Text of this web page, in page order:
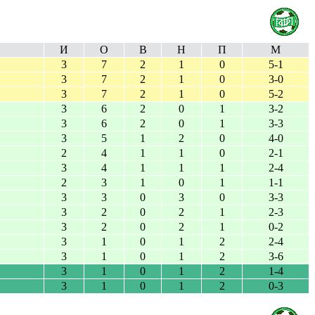
И О В Н П
М
3 7 2 1 0
5-1
3 7 2 1 0
3-0
3 7 2 1 0
5-2
3 6 2 0 1
3-2
3 6 2 0 1
3-3
3 5 1 2 0
4-0
2 4 1 1 0
2-1
3 4 1 1 1
2-4
2 3 1 0 1
1-1
3 3 0 3 0
3-3
3 2 0 2 1
2-3
3 2 0 2 1
0-2
3 1 0 1 2
2-4
3 1 0 1 2
3-6
3 1 0 1 2
1-4
3 1 0 1 2 0-3